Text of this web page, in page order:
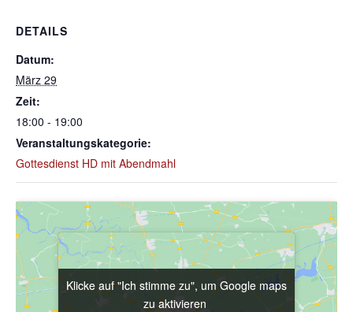
DETAILS
Datum:
März 29
Zeit:
18:00 - 19:00
Veranstaltungskategorie:
Gottesdienst HD mit Abendmahl
Klicke auf "Ich stimme zu", um Google maps
zu aktivieren
Klicke auf "Ich stimme zu", um Google maps
zu aktivieren